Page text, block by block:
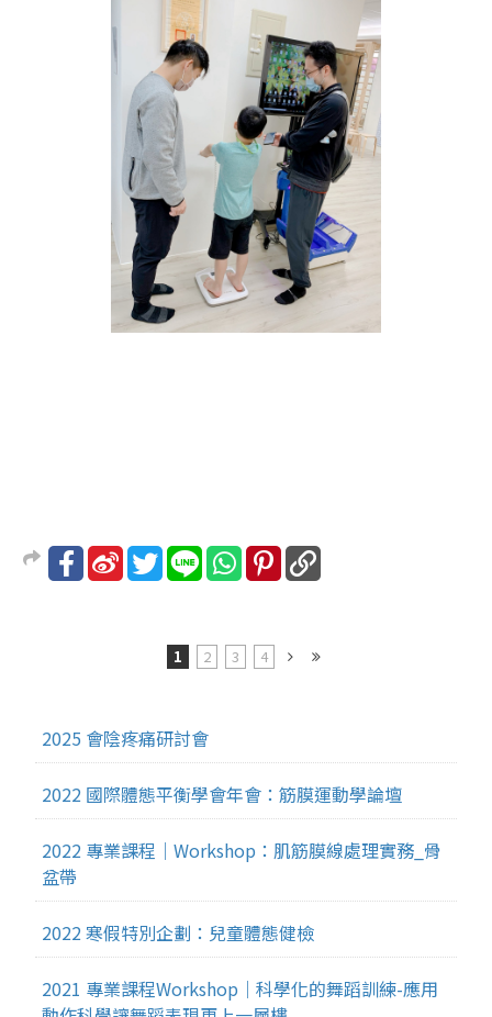
2025 會陰疼痛研討會
2022 國際體態平衡學會年會：筋膜運動學論壇
2022 專業課程｜Workshop：肌筋膜線處理實務_骨
盆帶
2022 寒假特別企劃：兒童體態健檢
2021 專業課程Workshop｜科學化的舞蹈訓練-應用
1 2 3 4